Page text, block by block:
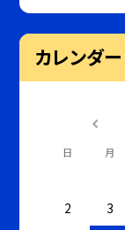
カレンダー
日 月
2
3